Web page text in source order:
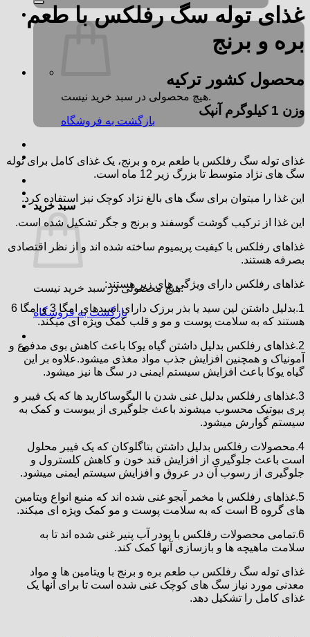
هیچ محصولی در سبد خرید نیست.
بازگشت به فروشگاه
سبد خرید
هیچ محصولی در سبد خرید نیست.
بازگشت به فروشگاه
غذای توله سگ رفلکس با طعم
بره و برنج
محصول کشور ترکیه
وزن 1 کیلوگرم آنپک
غذای توله سگ رفلکس با طعم بره و برنج، یک غذای کامل برای توله
سگ های نژاد متوسط تا بزرگ زیر 12 ماه است.
این غذا را میتوان برای سگ های بالغ نژاد کوچک نیز استفاده کرد.
این غذا از ترکیب گوشت گوسفند و برنج و جگر تشکیل شده است.
غذاهای رفلکس با کیفیت پریمیوم ساخته شده اند و از نظر اقتصادی
بصرفه هستند.
غذاهای رفلکس دارای ویژگی های زیر هستند:
1.بدلیل داشتن لین سید یا بذر برزک دارای اسیدهای امگا 3 و امگا 6
هستند که به سلامت پوست و مو و قلب کمک ویژه ای میکند.
2.غذاهای رفلکس بدلیل داشتن گیاه یوکا باعث کاهش بوی مدفوع و
آمونیاک و همچنین افزایش جذب مواد مغذی میشود.علاوه بر این
گیاه یوکا باعث افزایش سیستم ایمنی در سگ ها نیز میشود.
3.غذاهای رفلکس بدلیل غنی شدن با الیگوساکارید ها که یک فیبر و
پری بیوتیک محسوب میشوند باعث جلوگیری از یبوست و کمک به
سیستم گوارش میشود.
4.محصولات رفلکس بدلیل داشتن بتاگلوکان که یک فیبر محلول
است باعث جلوگیری از افزایش قند خون و کاهش کلسترول و
جلوگیری از رسوب آن در عروق و افزایش سیستم ایمنی میشود.
5.غذاهای رفلکس با مخمر آبجو غنی شده اند که منبع انواع ویتامین
های گروه B است که به سلامت پوست و مو کمک ویژه ای میکند.
6.تمامی محصولات رفلکس با پودر آب پنیر غنی شده اند تا به
سلامت ماهیچه ها و بازسازی آنها کمک کند.
غذای توله سگ رفلکس ب طعم بره و برنج با ویتامین ها و مواد
معدنی مورد نیاز سگ های کوچک غنی شده است تا برای آنها یک
غذای کامل را تشکیل دهد.